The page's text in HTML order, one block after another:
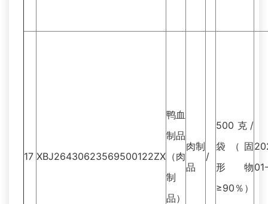
17 XBJ26430623569500122ZX
鸭血
制品
（肉
制
品）
肉制
品
/
500克/
袋（固
形物
≥90％）